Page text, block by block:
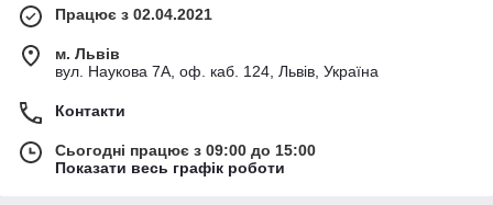
Працює з 02.04.2021
м. Львів
вул. Наукова 7А, оф. каб. 124, Львів, Україна
Контакти
Сьогодні працює з 09:00 до 15:00
Показати весь графік роботи